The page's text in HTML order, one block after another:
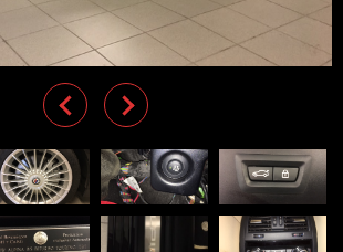
Previous
Next